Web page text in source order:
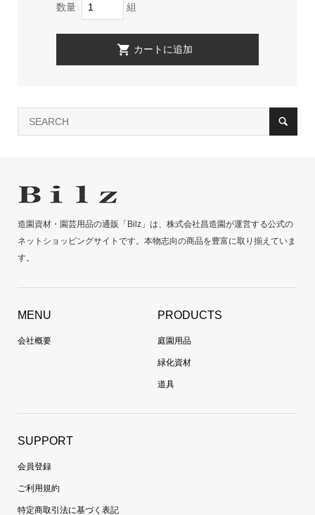
数量 組
造園資材・園芸用品の通販「Bilz」は、株式会社昌造園が運営する公式の
ネットショッピングサイトです。本物志向の商品を豊富に取り揃えていま
す。
MENU
会社概要
PRODUCTS
庭園用品
緑化資材
道具
SUPPORT
会員登録
ご利用規約
特定商取引法に基づく表記